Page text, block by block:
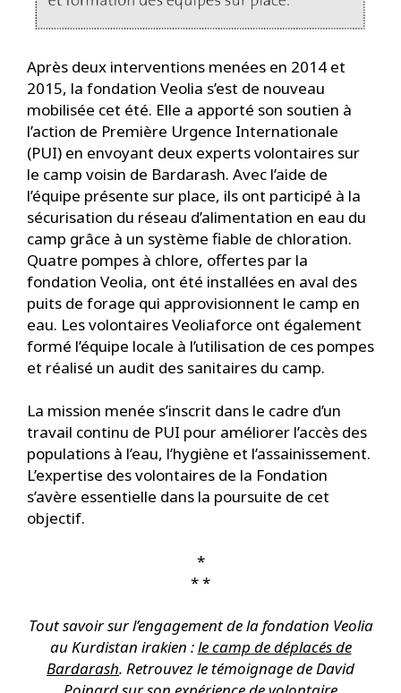
Après deux interventions menées en 2014 et
2015, la fondation Veolia s’est de nouveau
mobilisée cet été. Elle a apporté son soutien à
l’action de Première Urgence Internationale
(PUI) en envoyant deux experts volontaires sur
le camp voisin de Bardarash. Avec l’aide de
l’équipe présente sur place, ils ont participé à la
sécurisation du réseau d’alimentation en eau du
camp grâce à un système fiable de chloration.
Quatre pompes à chlore, offertes par la
fondation Veolia, ont été installées en aval des
puits de forage qui approvisionnent le camp en
eau. Les volontaires Veoliaforce ont également
formé l’équipe locale à l’utilisation de ces pompes
et réalisé un audit des sanitaires du camp.
La mission menée s’inscrit dans le cadre d’un
travail continu de PUI pour améliorer l’accès des
populations à l’eau, l’hygiène et l’assainissement.
L’expertise des volontaires de la Fondation
s’avère essentielle dans la poursuite de cet
objectif.
*
* *
Tout savoir sur l’engagement de la fondation Veolia
au Kurdistan irakien :le camp de déplacés de
Bardarash. Retrouvez le témoignage de David